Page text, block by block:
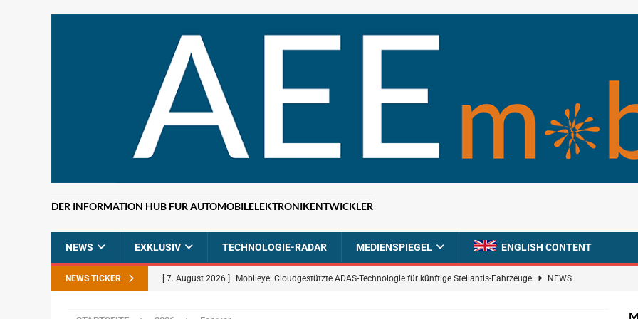
DER INFORMATION HUB FÜR AUTOMOBILELEKTRONIKENTWICKLER
NEWS EXKLUSIV TECHNOLOGIE-RADAR MEDIENSPIEGEL ENGLISH CONTENT
NEWS TICKER [ 7. August 2026 ] Mobileye: Cloudgestützte ADAS-Technologie für künftige Stellantis-Fahrzeuge NEWS